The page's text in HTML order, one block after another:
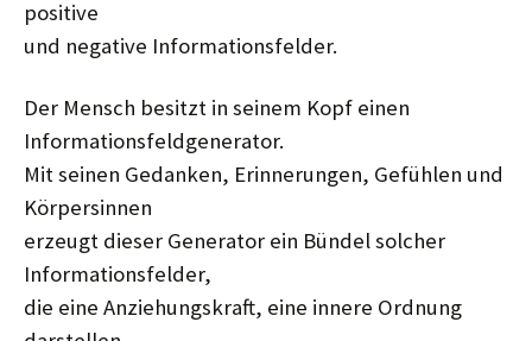
positive
und negative Informationsfelder.
Der Mensch besitzt in seinem Kopf einen
Informationsfeldgenerator.
Mit seinen Gedanken, Erinnerungen, Gefühlen und
Körpersinnen
erzeugt dieser Generator ein Bündel solcher
Informationsfelder,
die eine Anziehungskraft, eine innere Ordnung